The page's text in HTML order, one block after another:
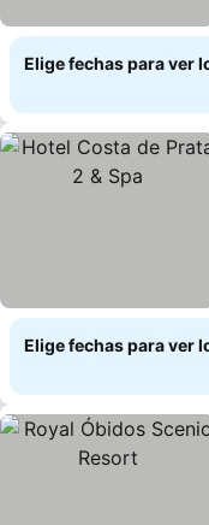
Elige fechas para ver
Elige fechas para ver